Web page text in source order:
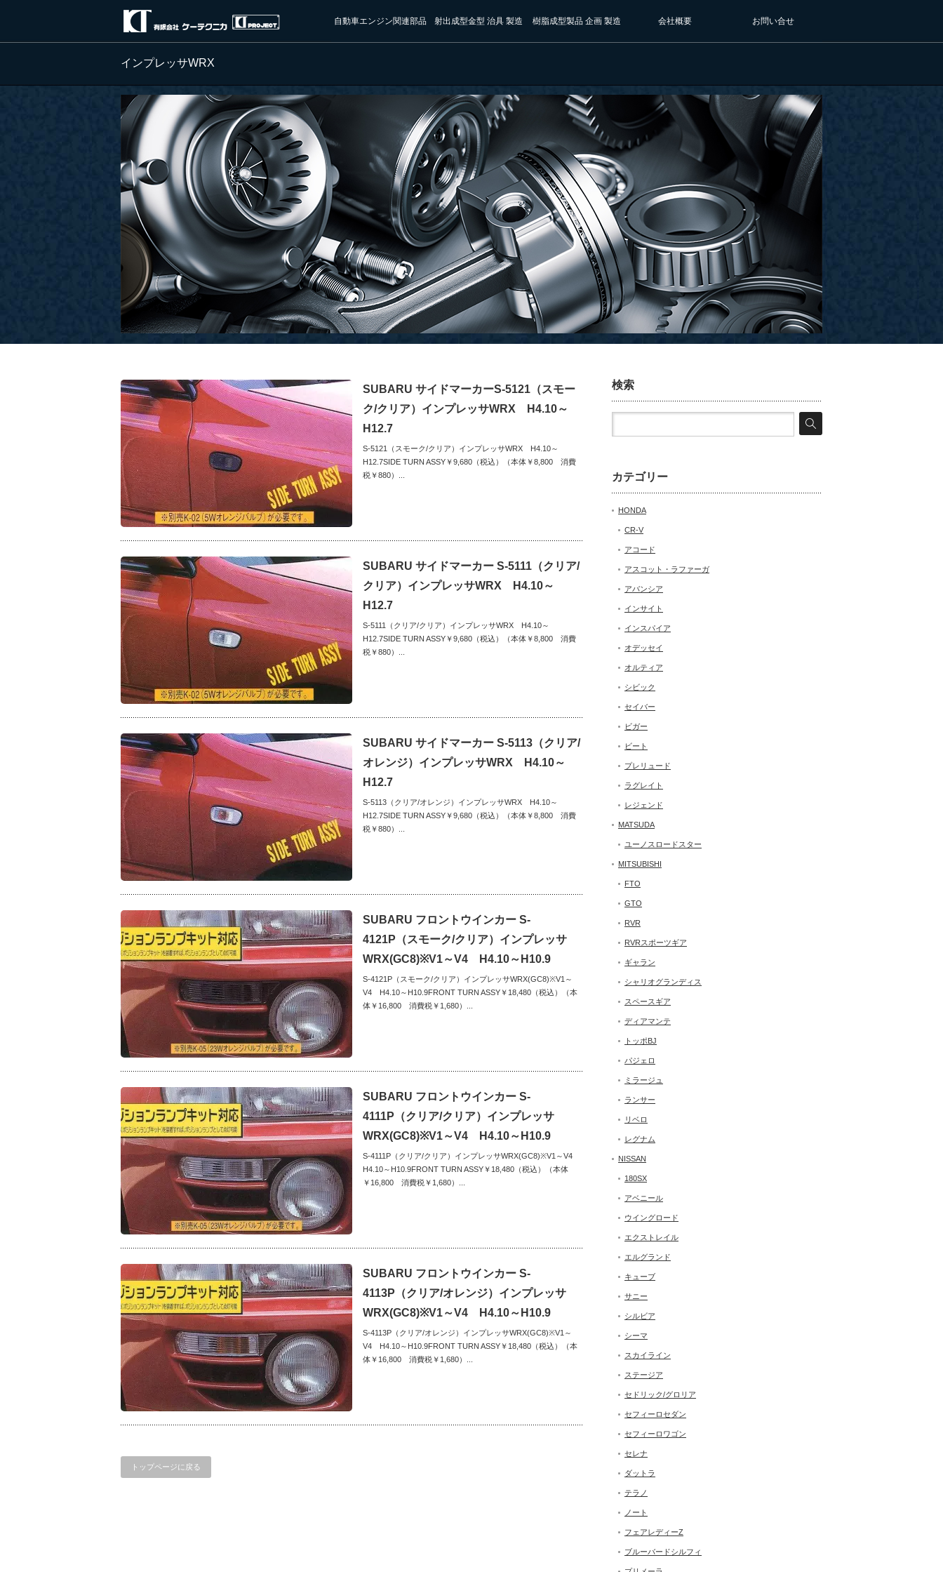
自動車エンジン関連部品 射出成型金型 治具 製造 樹脂成型製品 企画 製造 会社概要 お問い合せ
インプレッサWRX
SUBARU サイドマーカーS-5121（スモー
ク/クリア）インプレッサWRX H4.10～
H12.7
S-5121（スモーク/クリア）インプレッサWRX H4.10～
H12.7SIDE TURN ASSY￥9,680（税込）（本体￥8,800 消費
税￥880）...
SUBARU サイドマーカー S-5111（クリア/
クリア）インプレッサWRX H4.10～
H12.7
S-5111（クリア/クリア）インプレッサWRX H4.10～
H12.7SIDE TURN ASSY￥9,680（税込）（本体￥8,800 消費
税￥880）...
SUBARU サイドマーカー S-5113（クリア/
オレンジ）インプレッサWRX H4.10～
H12.7
S-5113（クリア/オレンジ）インプレッサWRX H4.10～
H12.7SIDE TURN ASSY￥9,680（税込）（本体￥8,800 消費
税￥880）...
SUBARU フロントウインカー S-
4121P（スモーク/クリア）インプレッサ
WRX(GC8)※V1～V4 H4.10～H10.9
S-4121P（スモーク/クリア）インプレッサWRX(GC8)※V1～
V4 H4.10～H10.9FRONT TURN ASSY￥18,480（税込）（本
体￥16,800 消費税￥1,680）...
SUBARU フロントウインカー S-
4111P（クリア/クリア）インプレッサ
WRX(GC8)※V1～V4 H4.10～H10.9
S-4111P（クリア/クリア）インプレッサWRX(GC8)※V1～V4
H4.10～H10.9FRONT TURN ASSY￥18,480（税込）（本体
￥16,800 消費税￥1,680）...
SUBARU フロントウインカー S-
4113P（クリア/オレンジ）インプレッサ
WRX(GC8)※V1～V4 H4.10～H10.9
S-4113P（クリア/オレンジ）インプレッサWRX(GC8)※V1～
V4 H4.10～H10.9FRONT TURN ASSY￥18,480（税込）（本
体￥16,800 消費税￥1,680）...
トップページに戻る
検索
カテゴリー
HONDA
CR-V
アコード
アスコット・ラファーガ
アバンシア
インサイト
インスパイア
オデッセイ
オルティア
シビック
セイバー
ビガー
ビート
プレリュード
ラグレイト
レジェンド
MATSUDA
ユーノスロードスター
MITSUBISHI
FTO
GTO
RVR
RVRスポーツギア
ギャラン
シャリオグランディス
スペースギア
ディアマンテ
トッポBJ
パジェロ
ミラージュ
ランサー
リベロ
レグナム
NISSAN
180SX
アベニール
ウイングロード
エクストレイル
エルグランド
キューブ
サニー
シルビア
シーマ
スカイライン
ステージア
セドリック/グロリア
セフィーロセダン
セフィーロワゴン
セレナ
ダットラ
テラノ
ノート
フェアレディーZ
ブルーバードシルフィ